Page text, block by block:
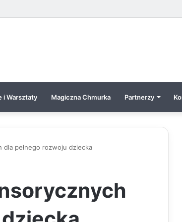
i Warsztaty Magiczna Chmurka Partnerzy
dla pełnego rozwoju dziecka